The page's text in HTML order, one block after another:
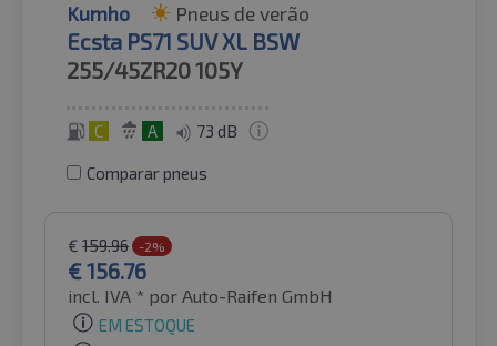
Kumho Pneus de verão
Ecsta PS71 SUV XL BSW
255/45ZR20105Y
C A 73 dB
Comparar pneus
€ 159.96 -2%
€156.76
incl. IVA * por Auto-Raifen GmbH
EM ESTOQUE